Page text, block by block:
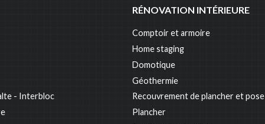
- Interbloc
RÉNOVATION INTÉRIEURE
Comptoir et armoire
Home staging
Domotique
Géothermie
Recouvrement de plancher et pose
Plancher